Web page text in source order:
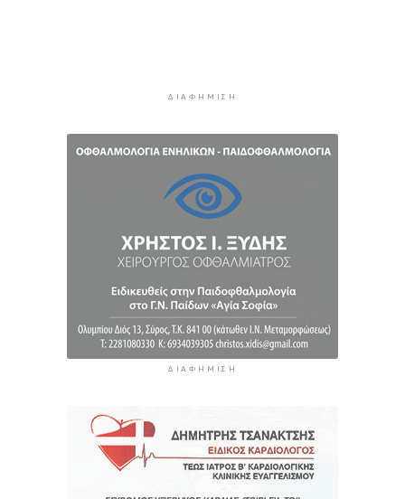
Προσάραξη ιστιοφόρου στη Νάξο
ΔΙΑΦΉΜΙΣΗ
ΔΙΑΦΉΜΙΣΗ